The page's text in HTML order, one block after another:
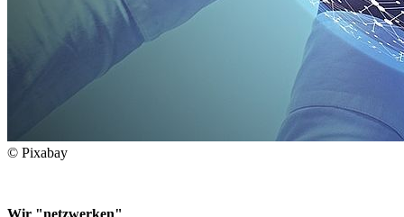
© Pixabay
Wir "netzwerken"